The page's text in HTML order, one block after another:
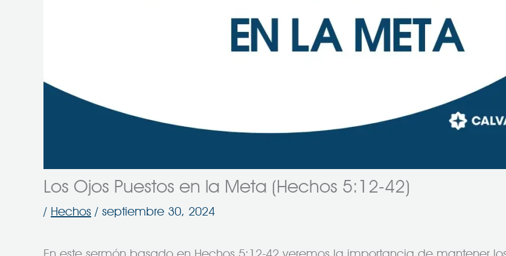
Los Ojos Puestos en la Meta (Hechos 5:12-42)
/ Hechos / septiembre 30, 2024